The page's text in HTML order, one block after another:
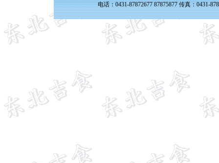
电话：0431-87872677 87875877 传真：0431-